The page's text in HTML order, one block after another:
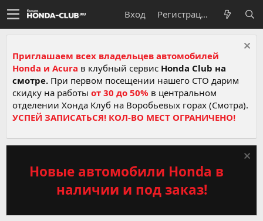
Вход Регистрация
Приглашаем всех владельцев автомобилей
Honda и Acura в клубный сервис Honda Club на
смотре. При первом посещении нашего СТО дарим
скидку на работы от 30 до 50% в центральном
отделении Хонда Клуб на Воробьевых горах (Смотра).
УСПЕЙ ЗАПИСАТЬСЯ! КОЛ-ВО МЕСТ ОГРАНИЧЕНО!
Новые автомобили Honda в
наличии и под заказ!